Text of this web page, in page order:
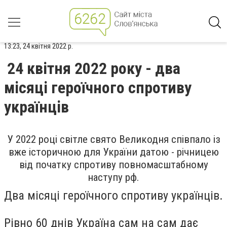
13:23, 24 квітня 2022 р.
24 квітня 2022 року - два
місяці героїчного спротиву
українців
У 2022 році світле свято Великодня співпало із
вже історичною для України датою - річницею
від початку спротиву повномасштабному
наступу рф.
Два місяці героїчного спротиву українців.
Рівно 60 днів Україна сам на сам дає